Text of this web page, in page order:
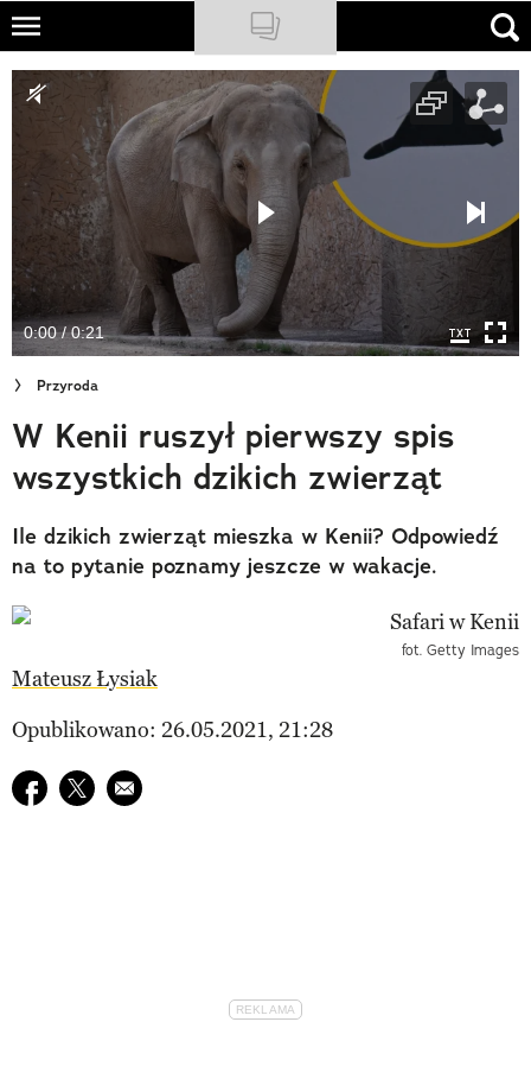
Skip
main
content
NATIONAL GEOGRAPHIC
TRAVELER
PODCASTY
Sklep
Newsletter
Cuda Polski
Wielki Konkurs Fotograficzny
Trendbook Podróżniczy
Polecane
0:00 / 0:21
Przyroda
W Kenii ruszył pierwszy spis
wszystkich dzikich zwierząt
Ile dzikich zwierząt mieszka w Kenii? Odpowiedź
na to pytanie poznamy jeszcze w wakacje.
fot. Getty Images
Mateusz Łysiak
Opublikowano: 26.05.2021, 21:28
Udostępnij na facebook
Udostępnij na twitter
E-mail do przyjaciela